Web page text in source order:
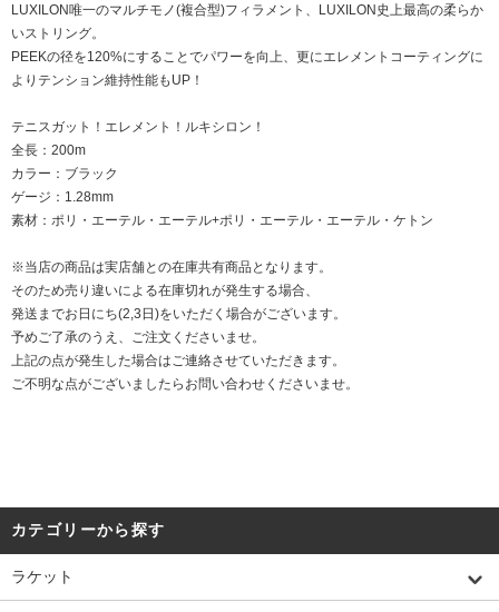
LUXILON唯一のマルチモノ(複合型)フィラメント、LUXILON史上最高の柔らか
いストリング。
PEEKの径を120%にすることでパワーを向上、更にエレメントコーティングに
よりテンション維持性能もUP！
テニスガット！エレメント！ルキシロン！
全長：200m
カラー：ブラック
ゲージ：1.28mm
素材：ポリ・エーテル・エーテル+ポリ・エーテル・エーテル・ケトン
※当店の商品は実店舗との在庫共有商品となります。
そのため売り違いによる在庫切れが発生する場合、
発送までお日にち(2,3日)をいただく場合がございます。
予めご了承のうえ、ご注文くださいませ。
上記の点が発生した場合はご連絡させていただきます。
ご不明な点がございましたらお問い合わせくださいませ。
カテゴリーから探す
ラケット